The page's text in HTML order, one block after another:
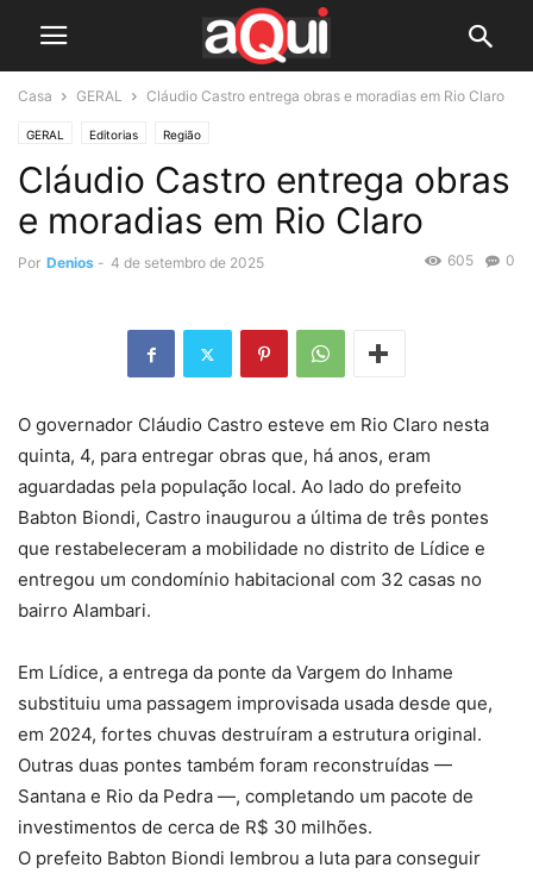
Casa GERAL Cláudio Castro entrega obras e moradias em Rio Claro
GERAL Editorias Região
Cláudio Castro entrega obras
e moradias em Rio Claro
Por Denios - 4 de setembro de 2025 0
605
O governador Cláudio Castro esteve em Rio Claro nesta
quinta, 4, para entregar obras que, há anos, eram
aguardadas pela população local. Ao lado do prefeito
Babton Biondi, Castro inaugurou a última de três pontes
que restabeleceram a mobilidade no distrito de Lídice e
entregou um condomínio habitacional com 32 casas no
bairro Alambari.
Em Lídice, a entrega da ponte da Vargem do Inhame
substituiu uma passagem improvisada usada desde que,
em 2024, fortes chuvas destruíram a estrutura original.
Outras duas pontes também foram reconstruídas —
Santana e Rio da Pedra —, completando um pacote de
investimentos de cerca de R$ 30 milhões.
O prefeito Babton Biondi lembrou a luta para conseguir